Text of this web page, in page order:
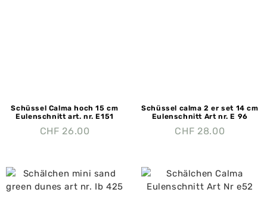
Schüssel Calma hoch 15 cm
Eulenschnitt art. nr. E151
CHF 26.00
Schüssel calma 2 er set 14 cm
Eulenschnitt Art nr. E 96
CHF 28.00